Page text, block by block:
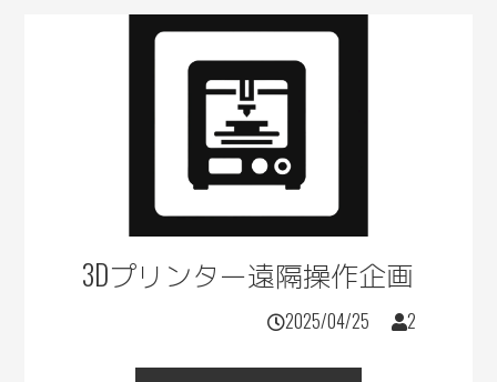
3Dプリンター遠隔操作企画
2025/04/25 2